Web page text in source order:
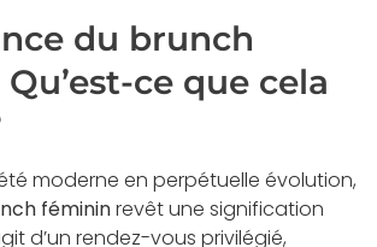
du brunch
ce que cela
moderne en perpétuelle évolution,
fémininrevêt une signification
d’un rendez-vous privilégié,